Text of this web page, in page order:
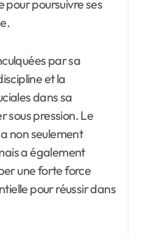
pour poursuivre ses
par sa
et la
dans sa
pression. Le
non seulement
a également
une forte force
pour réussir dans